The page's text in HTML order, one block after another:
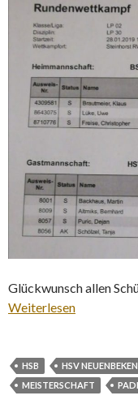
Glückwunsch allen
Weiterlesen
HSB HSV NEUENBEKEN
MEISTERSCHAFT